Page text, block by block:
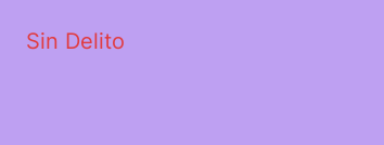
Sin Delito